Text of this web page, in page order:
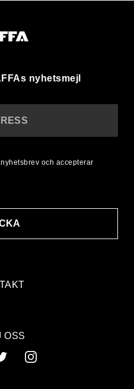
nyhetsmejl
och accepterar
OSS